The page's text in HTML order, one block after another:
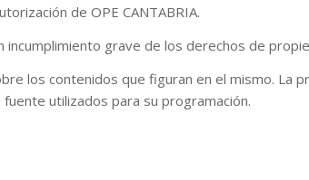
de OPE CANTABRIA.
grave de los derechos de
los contenidos que figuran en el mismo. La
utilizados para su programación.